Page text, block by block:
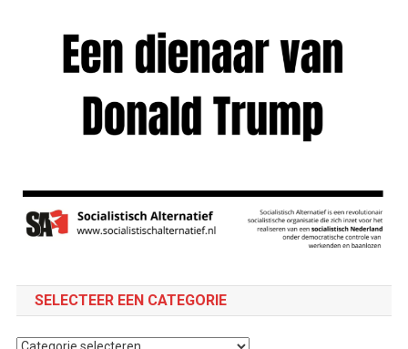
SELECTEER EEN CATEGORIE
Selecteer